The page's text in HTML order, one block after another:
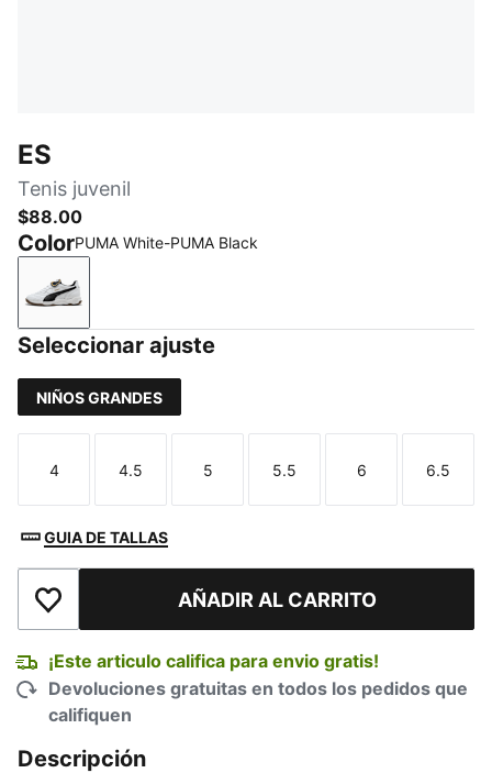
ES
Tenis juvenil
$88.00
ColorPUMA White-PUMA Black
PUMA White-PUMA Black
Seleccionar ajuste
NIÑOS GRANDES
Talla
4
Talla
4.5
Talla
5
Talla
5.5
Talla
6
Talla
6.5
GUIA DE TALLAS
Añadir a la lista de deseosAÑADIR AL CARRITO
¡Este articulo califica para envio gratis!
Devoluciones gratuitas en todos los pedidos que
califiquen
Descripción